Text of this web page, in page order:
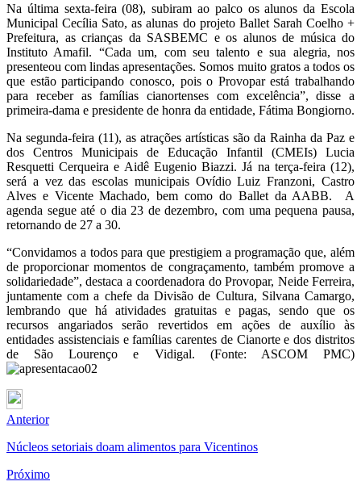
Na última sexta-feira (08), subiram ao palco os alunos da Escola
Municipal Cecília Sato, as alunas do projeto Ballet Sarah Coelho +
Prefeitura, as crianças da SASBEMC e os alunos de música do
Instituto Amafil. “Cada um, com seu talento e sua alegria, nos
presenteou com lindas apresentações. Somos muito gratos a todos os
que estão participando conosco, pois o Provopar está trabalhando
para receber as famílias cianortenses com excelência”, disse a
primeira-dama e presidente de honra da entidade, Fátima Bongiorno.
Na segunda-feira (11), as atrações artísticas são da Rainha da Paz e
dos Centros Municipais de Educação Infantil (CMEIs) Lucia
Resquetti Cerqueira e Aidê Eugenio Biazzi. Já na terça-feira (12),
será a vez das escolas municipais Ovídio Luiz Franzoni, Castro
Alves e Vicente Machado, bem como do Ballet da AABB. A
agenda segue até o dia 23 de dezembro, com uma pequena pausa,
retornando de 27 a 30.
“Convidamos a todos para que prestigiem a programação que, além
de proporcionar momentos de congraçamento, também promove a
solidariedade”, destaca a coordenadora do Provopar, Neide Ferreira,
juntamente com a chefe da Divisão de Cultura, Silvana Camargo,
lembrando que há atividades gratuitas e pagas, sendo que os
recursos angariados serão revertidos em ações de auxílio às
entidades assistenciais e famílias carentes de Cianorte e dos distritos
de São Lourenço e Vidigal. (Fonte: ASCOM PMC)
Anterior
Núcleos setoriais doam alimentos para Vicentinos
Próximo